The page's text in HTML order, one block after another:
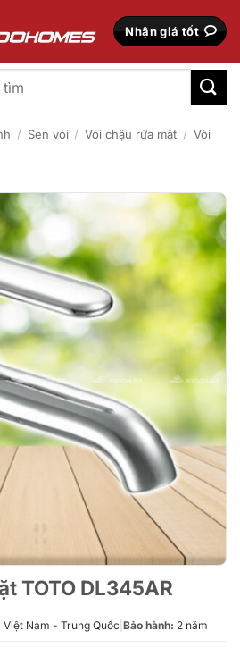
Nhận giá tốt
/ Sen vòi / Vòi chậu rửa mặt / Vòi
TOTO DL345AR
Việt Nam - Trung Quốc Bảo hành: 2 năm